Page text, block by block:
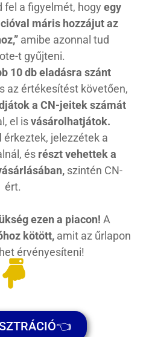
fel a figyelmét, hogy egy
máris hozzájut az
amibe azonnal tud
t gyűjteni.
10 db eladásra szánt
az értékesítést követően,
a CN-jeitek számát
el isvásárolhatjátok.
érkeztek, jelezzétek a
és részt vehettek a
szintén CN-
ért.
ezen a piacon! A
kötött, amit az űrlapon
érvényesíteni!